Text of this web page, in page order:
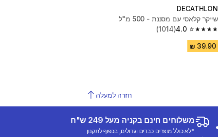
DECATHLON
שייקר קלאסי עם מסננת - 500 מ"ל
4.0
4.0 out of 5 stars from 1014 reviews
(1014)
חזרה למעלה
משלוחים חינם בקניה מעל 249 ש"ח
*לא כולל מוצרים כבדים וגדולים, בכפוף לתקנון